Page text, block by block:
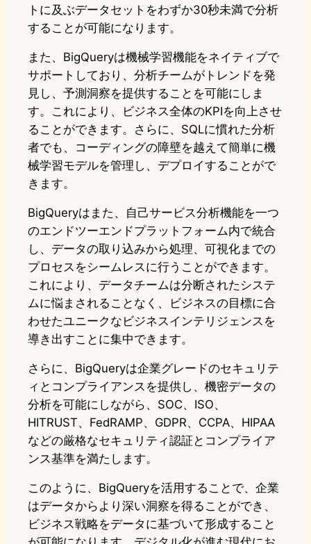
トに及ぶデータセットをわずか30秒未満で分析
することが可能になります。
また、BigQueryは機械学習機能をネイティブで
サポートしており、分析チームがトレンドを発
見し、予測洞察を提供することを可能にしま
す。これにより、ビジネス全体のKPIを向上させ
ることができます。さらに、SQLに慣れた分析
者でも、コーディングの障壁を越えて簡単に機
械学習モデルを管理し、デプロイすることがで
きます。
BigQueryはまた、自己サービス分析機能を一つ
のエンドツーエンドプラットフォーム内で統合
し、データの取り込みから処理、可視化までの
プロセスをシームレスに行うことができます。
これにより、データチームは分断されたシステ
ムに悩まされることなく、ビジネスの目標に合
わせたユニークなビジネスインテリジェンスを
導き出すことに集中できます。
さらに、BigQueryは企業グレードのセキュリテ
ィとコンプライアンスを提供し、機密データの
分析を可能にしながら、SOC、ISO、
HITRUST、FedRAMP、GDPR、CCPA、HIPAA
などの厳格なセキュリティ認証とコンプライア
ンス基準を満たします。
このように、BigQueryを活用することで、企業
はデータからより深い洞察を得ることができ、
ビジネス戦略をデータに基づいて形成すること